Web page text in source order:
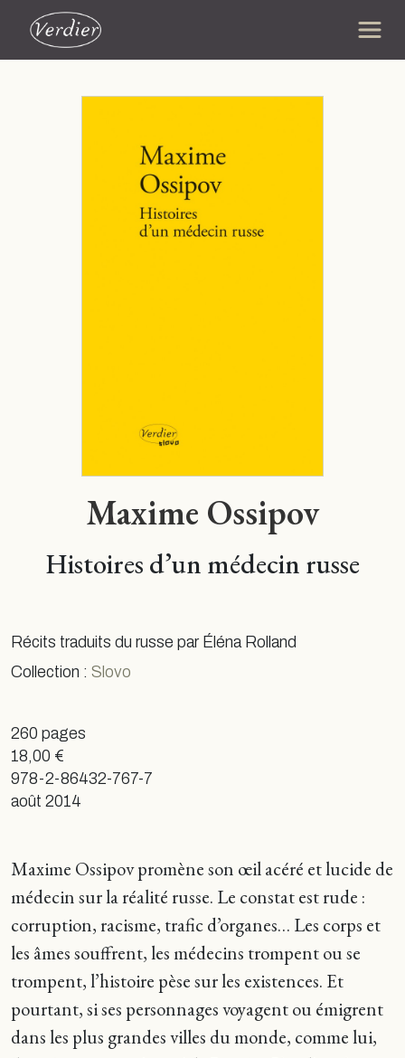
Maxime Ossipov
Histoires d’un médecin russe
Récits traduits du russe par Éléna Rolland
Collection : Slovo
260 pages
18,00 €
978-2-86432-767-7
août 2014
Maxime Ossipov promène son œil acéré et lucide de
médecin sur la réalité russe. Le constat est rude :
corruption, racisme, trafic d’organes… Les corps et
les âmes souffrent, les médecins trompent ou se
trompent, l’histoire pèse sur les existences. Et
pourtant, si ses personnages voyagent ou émigrent
dans les plus grandes villes du monde, comme lui,